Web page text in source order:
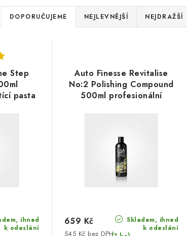
Ř
a
z
e
n
k
DOPORUČUJEME NEJLEVNĚJŠÍ NEJDRAŽŠÍ
Step
pasta
ihned
k odeslání
Auto Finesse Revitalise
No:2 Polishing Compound
500ml profesionální
Skladem, ihned
k odeslání
545 Kč bez DPH
659 Kč